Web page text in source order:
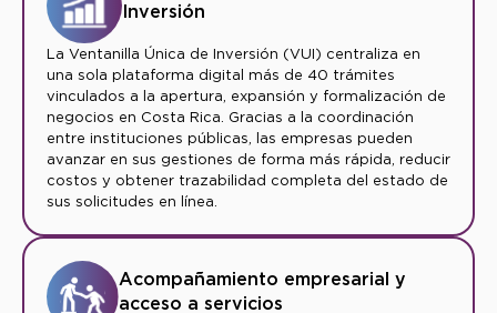
Inversión
La Ventanilla Única de Inversión (VUI) centraliza en
una sola plataforma digital más de 40 trámites
vinculados a la apertura, expansión y formalización de
negocios en Costa Rica. Gracias a la coordinación
entre instituciones públicas, las empresas pueden
avanzar en sus gestiones de forma más rápida, reducir
costos y obtener trazabilidad completa del estado de
sus solicitudes en línea.
Acompañamiento empresarial y
acceso a servicios